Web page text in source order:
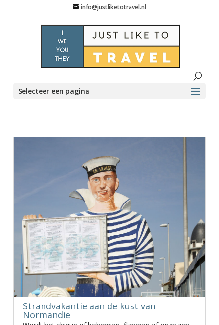
info@justliketotravel.nl
Selecteer een pagina
Strandvakantie aan de kust van
Normandie